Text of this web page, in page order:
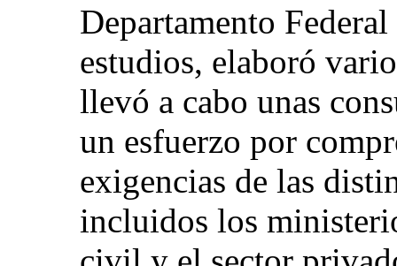
Departamento
estudios, elaboró
llevó a cabo unas
un esfuerzo por
exigencias de las
incluidos los